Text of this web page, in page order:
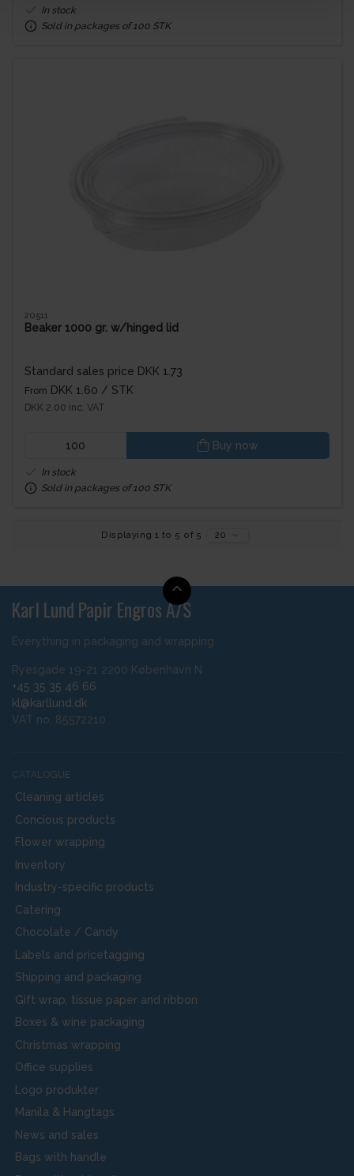
In stock
Sold in packages of 100 STK
20511
Beaker 1000 gr. w/hinged lid
Standard sales price DKK 1.73
From DKK 1.60 / STK
DKK 2.00 inc. VAT
Buy now
In stock
Sold in packages of 100 STK
Displaying 1 to 5 of 5 20
Karl Lund Papir Engros A/S
Everything in packaging and wrapping
Ryesgade 19-21 2200 København N
+45 35 35 46 66
kl@karllund.dk
VAT no. 85572210
CATALOGUE
Cleaning articles
Concious products
Flower wrapping
Inventory
Industry-specific products
Catering
Chocolate / Candy
Labels and pricetagging
Shipping and packaging
Gift wrap, tissue paper and ribbon
Boxes & wine packaging
Christmas wrapping
Office supplies
Logo produkter
Manila & Hangtags
News and sales
Bags with handle